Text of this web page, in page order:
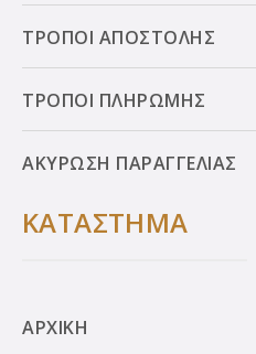
ΤΡΟΠΟΙ ΑΠΟΣΤΟΛΗΣ
ΤΡΟΠΟΙ ΠΛΗΡΩΜΗΣ
ΑΚΥΡΩΣΗ ΠΑΡΑΓΓΕΛΙΑΣ
ΚΑΤΑΣΤΗΜΑ
ΑΡΧΙΚΗ